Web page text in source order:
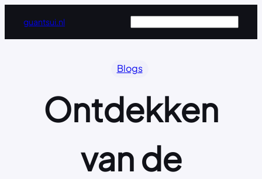
de
guantsui.nl
Blogs
Ontdekken
van de